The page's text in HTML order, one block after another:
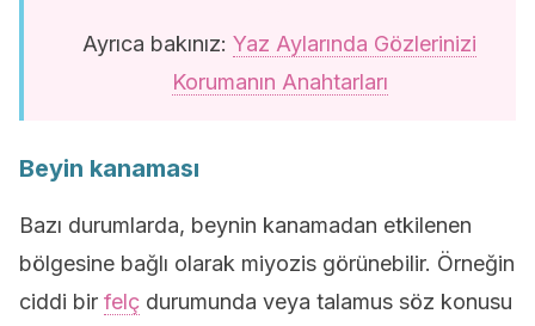
Ayrıca bakınız: Yaz Aylarında Gözlerinizi
Korumanın Anahtarları
Beyin kanaması
Bazı durumlarda, beynin kanamadan etkilenen
bölgesine bağlı olarak miyozis görünebilir. Örneğin
ciddi bir felç durumunda veya talamus söz konusu